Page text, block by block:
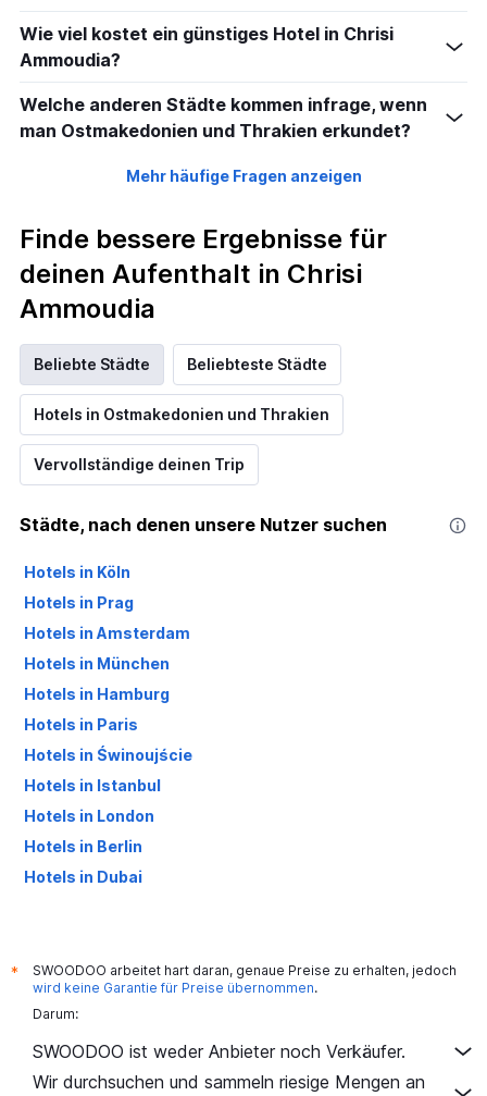
Wie viel kostet ein günstiges Hotel in Chrisi
Ammoudia?
Welche anderen Städte kommen infrage, wenn
man Ostmakedonien und Thrakien erkundet?
Mehr häufige Fragen anzeigen
Finde bessere Ergebnisse für
deinen Aufenthalt in Chrisi
Ammoudia
Beliebte Städte Beliebteste Städte
Hotels in Ostmakedonien und Thrakien
Vervollständige deinen Trip
Städte, nach denen unsere Nutzer suchen
Hotels in Köln
Hotels in Prag
Hotels in Amsterdam
Hotels in München
Hotels in Hamburg
Hotels in Paris
Hotels in Świnoujście
Hotels in Istanbul
Hotels in London
Hotels in Berlin
Hotels in Dubai
*
SWOODOO arbeitet hart daran, genaue Preise zu erhalten, jedoch
wird keine Garantie für Preise übernommen.
Darum:
SWOODOO ist weder Anbieter noch Verkäufer.
Wir durchsuchen und sammeln riesige Mengen an